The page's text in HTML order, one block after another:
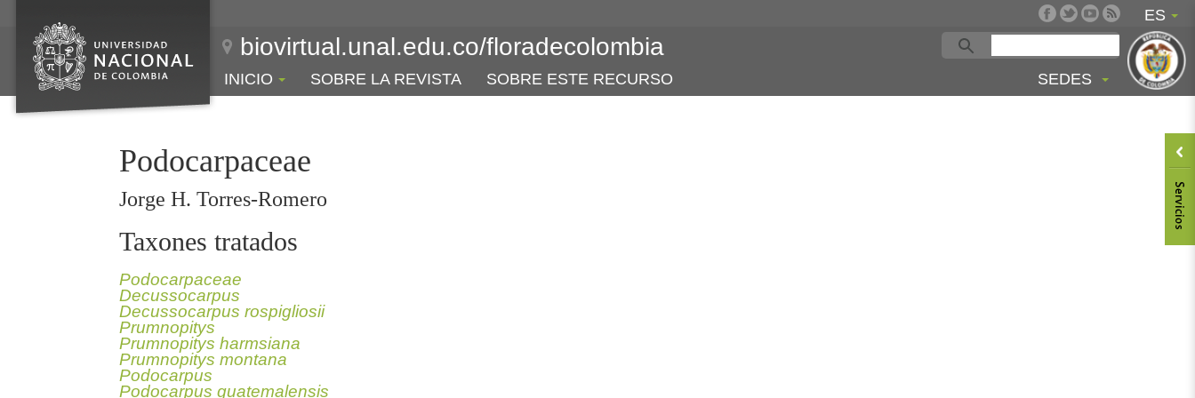
ES
biovirtual.unal.edu.co/floradecolombia
INICIO SOBRE LA REVISTA SOBRE ESTE RECURSO SEDES
Podocarpaceae
Jorge H. Torres-Romero
Taxones tratados
Podocarpaceae
Decussocarpus
Decussocarpus rospigliosii
Prumnopitys
Prumnopitys harmsiana
Prumnopitys montana
Podocarpus
Podocarpus guatemalensis